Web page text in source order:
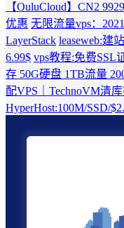
【OuluCloud】CN2
优惠 无限流量vps：
LayerStack leaseweb:建
6.99$ vps教程:免费SSL
存 50G硬盘 1TB流量
配VPS｜TechnoVM清
HyperHost:100M/SSD/